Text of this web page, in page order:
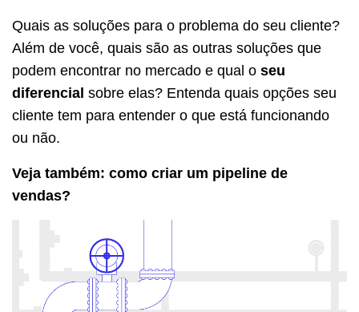
Quais as soluções para o problema do seu cliente?
Além de você, quais são as outras soluções que
podem encontrar no mercado e qual o seu
diferencial sobre elas? Entenda quais opções seu
cliente tem para entender o que está funcionando
ou não.
Veja também: como criar um pipeline de
vendas?